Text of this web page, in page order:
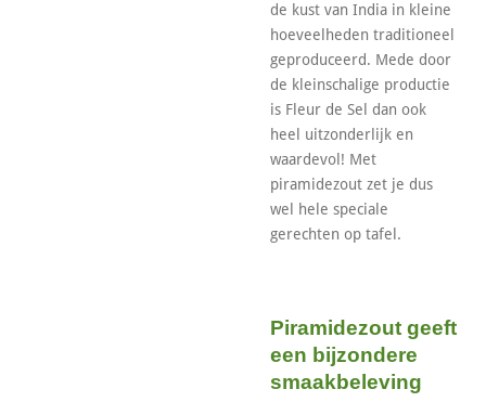
de kust van India in kleine
hoeveelheden traditioneel
geproduceerd. Mede door
de kleinschalige productie
is Fleur de Sel dan ook
heel uitzonderlijk en
waardevol! Met
piramidezout zet je dus
wel hele speciale
gerechten op tafel.
Piramidezout geeft
een bijzondere
smaakbeleving